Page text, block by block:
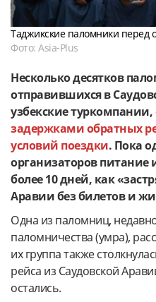
Таджикские паломники перед
Фото: Asia-Plus
Несколько десятков
отправившихся в
узбекские туркомпании,
задержками обратных
условий поездки. Пока
организаторов
более 10 дней, как
Аравии без билетов и
Одна из паломниц,
паломничества (умра),
их группа также
рейса из Саудовской
остались.